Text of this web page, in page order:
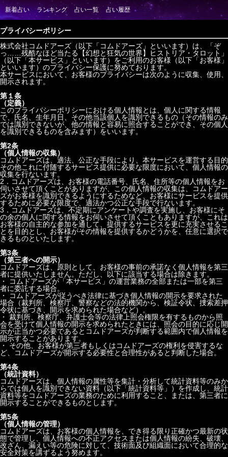
プライバシーポリシー
株式会社コムドアーズ（以下「コムドアーズ」といいます）は、「ぞ
っ……残酷なほど当たる【幻想と狂気の世界】ヒストリア・タロット」
（以下「本サービス」といいます）をご利用のお客様（以下「お客様」
といいます）のプライバシー保護に努めております。
本サービスにおいて、お客様のプライバシーは次のように収集、使用、
開示されます。
第１条
（定義）
このプライバシーポリシーにおける個人情報とは、個人に関する情報
で、氏名、生年月日、その他当該個人を識別できるもの（その情報のみ
では識別できないが、他の情報と容易に照合することができ、その個人
を識別できるものを含みます）をいいます。
第2条
（個人情報の収集）
コムドアーズは、適法、公正な手段により、本サービスを運営する目的
その他これに付随するサービス提供に必要な限度において、個人情報の
収集を行ないます。
2．コムドアーズは、お客様の電話番号、氏名、住所等の個人情報をお
伺いさせて頂くことがありますが、この個人情報の収集は、コムドアー
ズがお客様を識別できるようにするためなど、お客様にサービスを提供
するために必要な限度で、適法かつ公正な手段で行ないます。
3．コムドアーズは、不定期にアンケートや調査を実施し、お客様にそ
の余の個人に関する情報をお伺いさせて頂くこともありますが、これは
お客様の自主的な参加を通して、提供するサービスを更に充実させるこ
とを目的とし、お客様がその情報を提供するかどうかを、任意に選択で
きるものといたします。
第3条
（第三者への開示）
コムドアーズは、原則として、お客様の事前の承諾なく個人情報を第三
者に提供いたしません。ただし、以下に該当する場合は除きます。
・ コムドアーズが「本サービス」の運営業務の全部または一部を第三
者に委託する場合。
・ コムドアーズが従うべき法律に基づき個人情報の開示を要求された
場合（裁判所、検察庁、警察などの法的機関から、検証令状、捜索差押
令状に基づき、開示を求められた場合など）。
・ 裁判所、検察庁、弁護士会等の法律上照会権限を有するものから照
会を受けて個人情報の開示を求められたときには、照会の目的に応じ開
示が正当かつ必要であるとコムドアーズが判断する範囲内で個人情報を
開示することがあります。
・ その他、お客様が第三者もしくはコムドアーズの権利を侵害するな
ど、コムドアーズが開示する必要性と合理性があると判断した場合。
第4条
（統計資料）
コムドアーズは、個人情報の属性等を集計・分析して統計資料等のみか
らでは個人を識別できない資料（以下「統計資料等」）を作成し、統計
資料等をコムドアーズの業務のために利用すること、または、第三者に
開示することができるものとします。
第5条
（個人情報の管理）
コムドアーズは、お客様の個人情報を、でき得る限り正確かつ最新の状
態で管理し、個人情報への不正アクセスまたは個人情報の紛失、破壊、
改ざん、漏えい等の危険に対して、技術面及び組織面において合理的な
安全対策を講ずるよう努めます。